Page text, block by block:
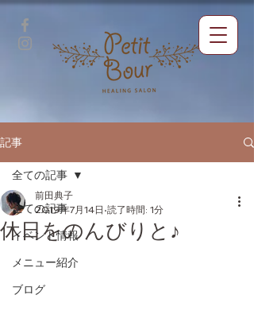
記事
全ての記事
イベント情報
メニュー紹介
ブログ
全ての記事
休日をのんびりと♪
前田典子
2019年7月14日 読了時間: 1分